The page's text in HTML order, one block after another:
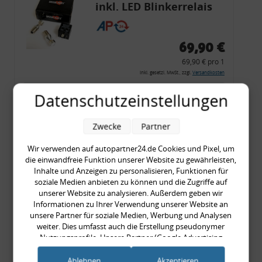
inkl. LED Blinkerrelais
CF 14
69,90 €
69,90 € pro 1
inkl. gesetzl. MwSt., zzgl. Versandkosten
Merkzettel
Rückleuchtenband mit
Blinker, rot, US-Ecken,
Audi 80 Cabrio, Typ 89,
OE-Nr.: 8G0945225 +
8G0945225C
999,99 €
999,99 € pro 1
Datenschutzeinstellungen
Wir verwenden auf autopartner24.de Cookies und Pixel, um
die einwandfreie Funktion unserer Website zu gewährleisten,
Inhalte und Anzeigen zu personalisieren, Funktionen für
soziale Medien anbieten zu können und die Zugriffe auf
unserer Website zu analysieren. Außerdem geben wir
Informationen zu Ihrer Verwendung unserer Website an
unsere Partner für soziale Medien, Werbung und Analysen
weiter. Dies umfasst auch die Erstellung pseudonymer
Nutzungsprofile. Unsere Partner (Google Advertising
Products) führen diese Informationen möglicherweise mit
weiteren Daten zusammen, die Sie ihnen bereitgestellt haben
Zwecke Partner